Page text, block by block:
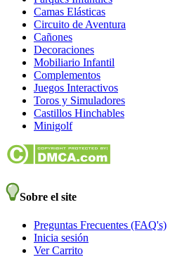
Camas Elásticas
Circuito de Aventura
Cañones
Decoraciones
Mobiliario Infantil
Complementos
Juegos Interactivos
Toros y Simuladores
Castillos Hinchables
Minigolf
Sobre el site
Preguntas Frecuentes (FAQ's)
Inicia sesión
Ver Carrito